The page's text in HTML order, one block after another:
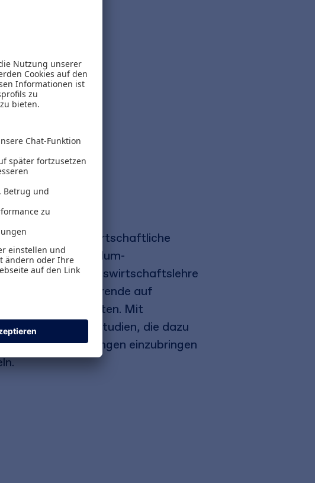
in betriebswirtschaftliche
und Curriculum-
der Betriebswirtschaftslehre
Lehre, die Studierende auf
vorbereiten. Mit
Fallstudien, die dazu
Fragestellungen einzubringen